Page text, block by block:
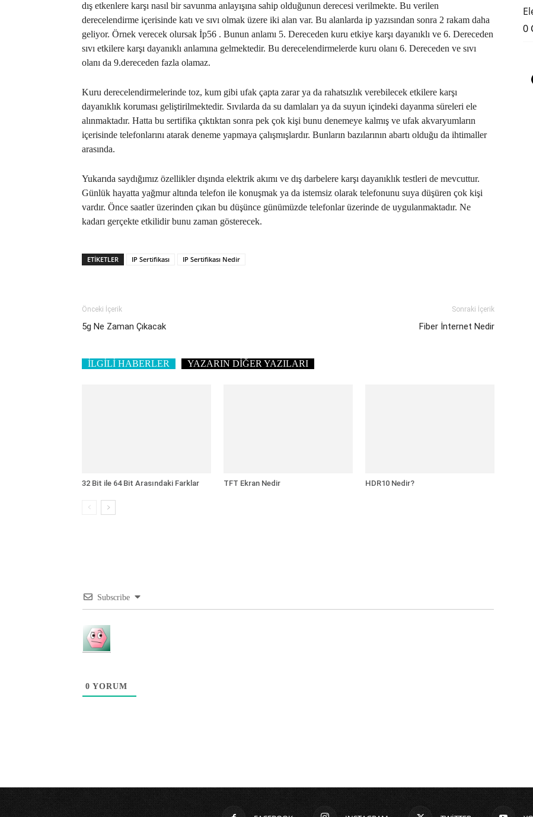
dış etkenlere karşı nasıl bir savunma anlayışına sahip olduğunun derecesi verilmekte. Bu verilen
derecelendirme içerisinde katı ve sıvı olmak üzere iki alan var. Bu alanlarda ip yazısından sonra 2 rakam daha
geliyor. Örnek verecek olursak İp56 . Bunun anlamı 5. Dereceden kuru etkiye karşı dayanıklı ve 6. Dereceden
sıvı etkilere karşı dayanıklı anlamına gelmektedir. Bu derecelendirmelerde kuru olanı 6. Dereceden ve sıvı
olanı da 9.dereceden fazla olamaz.
Kuru derecelendirmelerinde toz, kum gibi ufak çapta zarar ya da rahatsızlık verebilecek etkilere karşı
dayanıklık koruması geliştirilmektedir. Sıvılarda da su damlaları ya da suyun içindeki dayanma süreleri ele
alınmaktadır. Hatta bu sertifika çıktıktan sonra pek çok kişi bunu denemeye kalmış ve ufak akvaryumların
içerisinde telefonlarını atarak deneme yapmaya çalışmışlardır. Bunların bazılarının abartı olduğu da ihtimaller
arasında.
Yukarıda saydığımız özellikler dışında elektrik akımı ve dış darbelere karşı dayanıklık testleri de mevcuttur.
Günlük hayatta yağmur altında telefon ile konuşmak ya da istemsiz olarak telefonunu suya düşüren çok kişi
vardır. Önce saatler üzerinden çıkan bu düşünce günümüzde telefonlar üzerinde de uygulanmaktadır. Ne
kadarı gerçekte etkilidir bunu zaman gösterecek.
ETIKETLER IP Sertifikası IP Sertifikası Nedir
Önceki İçerik
5g Ne Zaman Çıkacak
Sonraki İçerik
Fiber İnternet Nedir
İLGİLİ HABERLER YAZARIN DİĞER YAZILARI
32 Bit ile 64 Bit Arasındaki Farklar TFT Ekran Nedir HDR10 Nedir?
Subscribe
0 YORUM
0